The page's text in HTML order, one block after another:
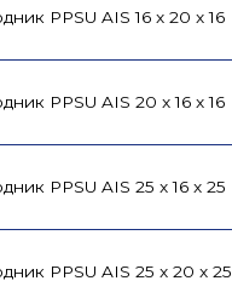
PPSU AIS 16 x 20 x 16
PPSU AIS 20 x 16 x 16
PPSU AIS 25 x 16 x 25
PPSU AIS 25 x 20 x 25